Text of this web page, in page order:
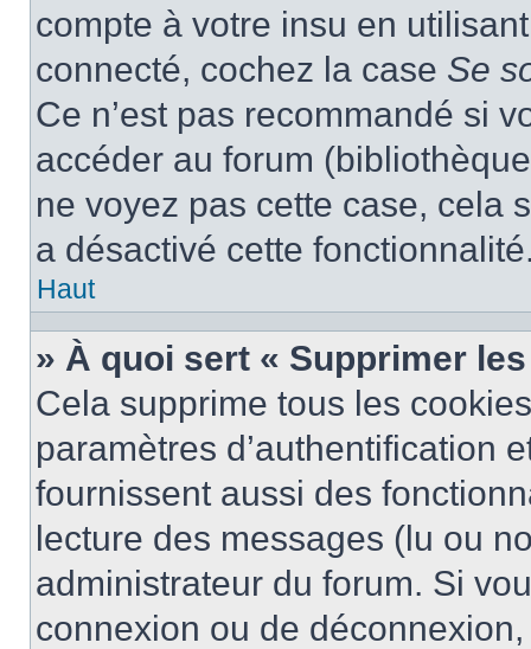
compte à votre insu en
connecté, cochez la case Se
Ce n’est pas recommandé si
accéder au forum
ne voyez pas cette case, cela
a désactivé cette
Haut
» À quoi sert « Supprimer
Cela supprime tous les
paramètres d’authentification
fournissent aussi des
lecture des messages (lu ou
administrateur du forum. Si
connexion ou de